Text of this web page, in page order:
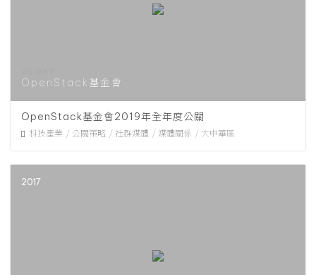
OpenStack基金會
OpenStack基金會2019年全年度公關
科技產業 公關策略 社群媒體 媒體關係 大中華區
2017